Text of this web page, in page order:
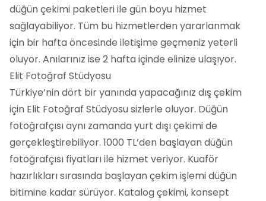
düğün çekimi paketleri ile gün boyu hizmet
sağlayabiliyor. Tüm bu hizmetlerden yararlanmak
için bir hafta öncesinde iletişime geçmeniz yeterli
oluyor. Anılarınız ise 2 hafta içinde elinize ulaşıyor.
Elit Fotoğraf Stüdyosu
Türkiye’nin dört bir yanında yapacağınız dış çekim
için Elit Fotoğraf Stüdyosu sizlerle oluyor. Düğün
fotoğrafçısı aynı zamanda yurt dışı çekimi de
gerçekleştirebiliyor. 1000 TL’den başlayan düğün
fotoğrafçısı fiyatları ile hizmet veriyor. Kuaför
hazırlıkları sırasında başlayan çekim işlemi düğün
bitimine kadar sürüyor. Katalog çekimi, konsept